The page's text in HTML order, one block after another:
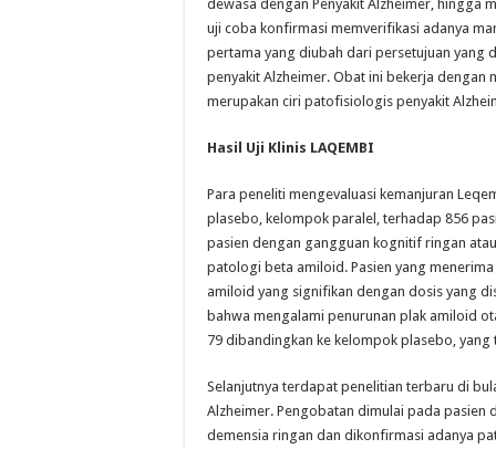
dewasa dengan Penyakit Alzheimer, hingga
uji coba konfirmasi memverifikasi adanya
pertama yang diubah dari persetujuan yang
penyakit Alzheimer. Obat ini bekerja
merupakan ciri patofisiologis penyakit
Hasil Uji Klinis LAQEMBI
Para peneliti mengevaluasi kemanjuran
plasebo, kelompok paralel, terhadap 856
pasien dengan gangguan kognitif ringan
patologi beta amiloid. Pasien yang
amiloid yang signifikan dengan dosis yang
bahwa mengalami penurunan plak amiloid
79 dibandingkan ke kelompok plasebo,
Selanjutnya terdapat penelitian terbaru di
Alzheimer. Pengobatan dimulai pada
demensia ringan dan dikonfirmasi adanya